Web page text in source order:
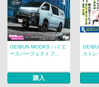
GEIBUN MOOKS ハイエ
ースパーフェクトブ...
購入
ストレ